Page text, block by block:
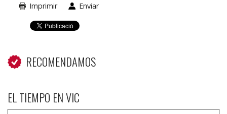
Imprimir Enviar
RECOMENDAMOS
EL TIEMPO EN VIC